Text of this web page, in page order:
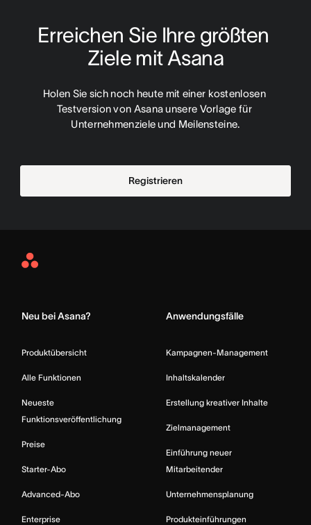
Erreichen Sie Ihre größten
Ziele mit Asana
Holen Sie sich noch heute mit einer kostenlosen
Testversion von Asana unsere Vorlage für
Unternehmenziele und Meilensteine.
Registrieren
Asana
Neu bei Asana?
Produktübersicht
Alle Funktionen
Neueste
Funktionsveröffentlichung
Preise
Starter-Abo
Advanced-Abo
Enterprise
Anwendungsfälle
Kampagnen-Management
Inhaltskalender
Erstellung kreativer Inhalte
Zielmanagement
Einführung neuer
Mitarbeitender
Unternehmensplanung
Produkteinführungen